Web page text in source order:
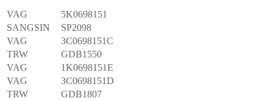
VAG
5K0698151
SANGSIN
SP2098
VAG
3C0698151C
TRW
GDB1550
VAG
1K0698151E
VAG
3C0698151D
TRW
GDB1807